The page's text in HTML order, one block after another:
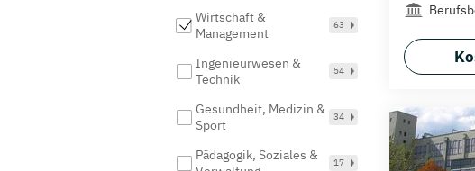
Wirtschaft &
Management
63
Ingenieurwesen &
Technik
54
Gesundheit, Medizin &
Sport
34
Pädagogik, Soziales &
17